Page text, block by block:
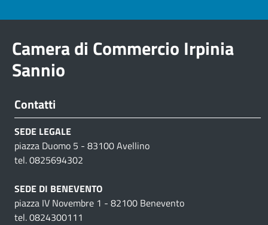
Camera di Commercio Irpinia
Sannio
Contatti
SEDE LEGALE
piazza Duomo 5 - 83100 Avellino
tel. 0825694302
SEDE DI BENEVENTO
piazza IV Novembre 1 - 82100 Benevento
tel. 0824300111